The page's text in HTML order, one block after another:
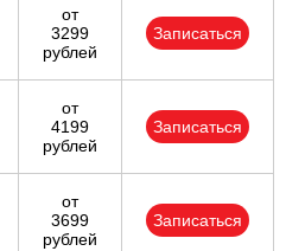
от
3299
рублей
Записаться
от
4199
рублей
Записаться
от
3699
рублей
Записаться